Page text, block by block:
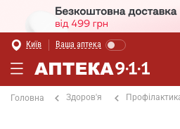
Київ Ваша аптека
Головна Здоров'я